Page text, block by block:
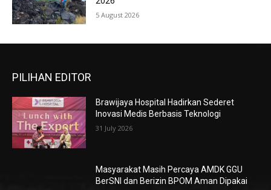
5 August 2026
PILIHAN EDITOR
Brawijaya Hospital Hadirkan Sederet
Inovasi Medis Berbasis Teknologi
31 July 2026
Masyarakat Masih Percaya AMDK GGU
BerSNI dan Berizin BPOM Aman Dipakai